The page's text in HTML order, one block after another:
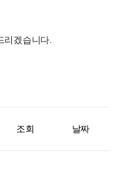
리겠습니다.
조회 날짜